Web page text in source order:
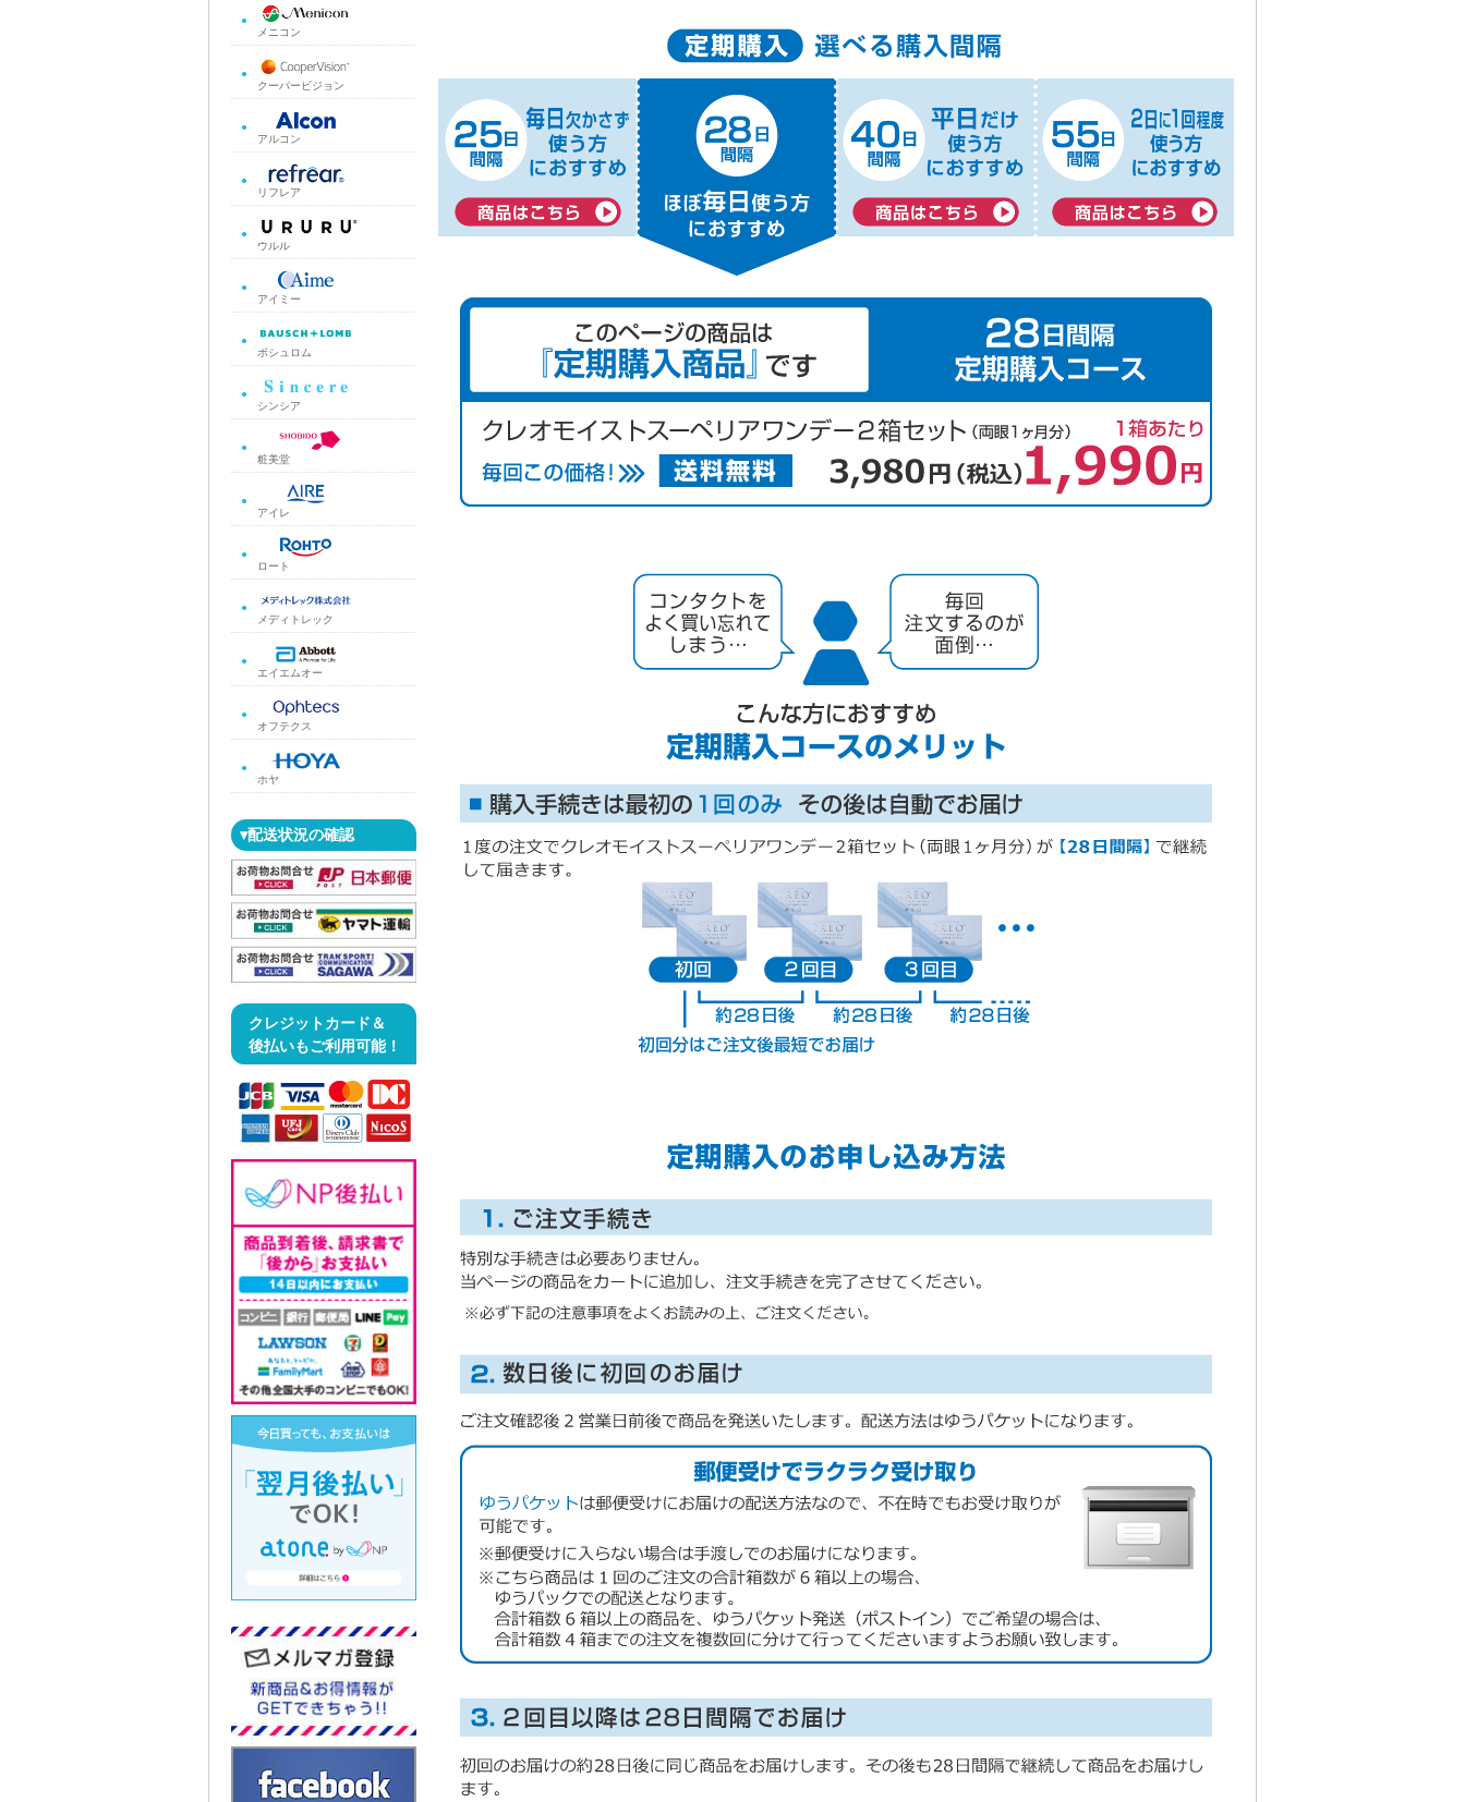
メニコン
クーパービジョン
アルコン
リフレア
ウルル
アイミー
ボシュロム
シンシア
粧美堂
アイレ
ロート
メディトレック
エイエムオー
オフテクス
ホヤ
▾配送状況の確認
クレジットカード＆
後払いもご利用可能！